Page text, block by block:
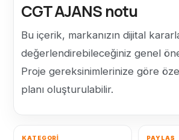
CGT AJANS notu
Bu içerik, markanızın dijital
değerlendirebileceğiniz genel
Proje gereksinimlerinize göre
planı oluşturulabilir.
KATEGORİ PAYLAŞ